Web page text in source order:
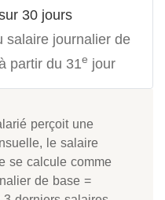
30 jours
salaire journalier de
partir du 31e jour
perçoit une
le salaire
se calcule comme
de base =